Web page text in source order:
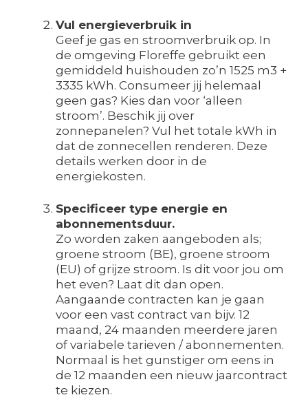
Vul energieverbruik in
Geef je gas en stroomverbruik op. In
de omgeving Floreffe gebruikt een
gemiddeld huishouden zo’n 1525 m3 +
3335 kWh. Consumeer jij helemaal
geen gas? Kies dan voor ‘alleen
stroom’. Beschik jij over
zonnepanelen? Vul het totale kWh in
dat de zonnecellen renderen. Deze
details werken door in de
energiekosten.
Specificeer type energie en
abonnementsduur.
Zo worden zaken aangeboden als;
groene stroom (BE), groene stroom
(EU) of grijze stroom. Is dit voor jou om
het even? Laat dit dan open.
Aangaande contracten kan je gaan
voor een vast contract van bijv. 12
maand, 24 maanden meerdere jaren
of variabele tarieven / abonnementen.
Normaal is het gunstiger om eens in
de 12 maanden een nieuw jaarcontract
te kiezen.